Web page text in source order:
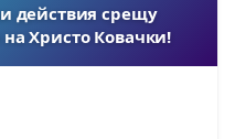
действия срещу
Христо Ковачки!